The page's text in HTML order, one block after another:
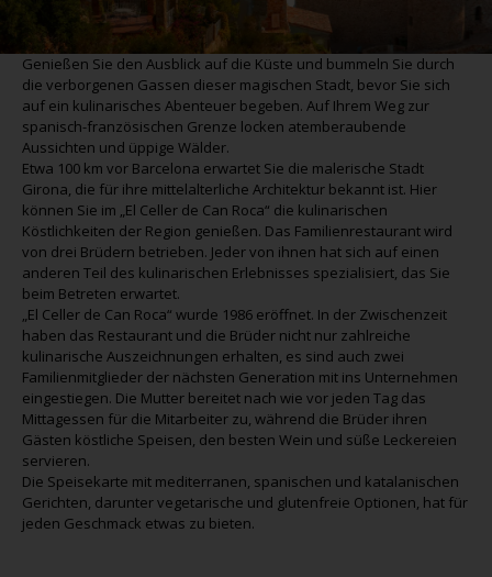
Genießen Sie den Ausblick auf die Küste und bummeln Sie durch
die verborgenen Gassen dieser magischen Stadt, bevor Sie sich
auf ein kulinarisches Abenteuer begeben. Auf Ihrem Weg zur
spanisch-französischen Grenze locken atemberaubende
Aussichten und üppige Wälder.
Etwa 100 km vor Barcelona erwartet Sie die malerische Stadt
Girona, die für ihre mittelalterliche Architektur bekannt ist. Hier
können Sie im „El Celler de Can Roca“ die kulinarischen
Köstlichkeiten der Region genießen. Das Familienrestaurant wird
von drei Brüdern betrieben. Jeder von ihnen hat sich auf einen
anderen Teil des kulinarischen Erlebnisses spezialisiert, das Sie
beim Betreten erwartet.
„El Celler de Can Roca“ wurde 1986 eröffnet. In der Zwischenzeit
haben das Restaurant und die Brüder nicht nur zahlreiche
kulinarische Auszeichnungen erhalten, es sind auch zwei
Familienmitglieder der nächsten Generation mit ins Unternehmen
eingestiegen. Die Mutter bereitet nach wie vor jeden Tag das
Mittagessen für die Mitarbeiter zu, während die Brüder ihren
Gästen köstliche Speisen, den besten Wein und süße Leckereien
servieren.
Die Speisekarte mit mediterranen, spanischen und katalanischen
Gerichten, darunter vegetarische und glutenfreie Optionen, hat für
jeden Geschmack etwas zu bieten.